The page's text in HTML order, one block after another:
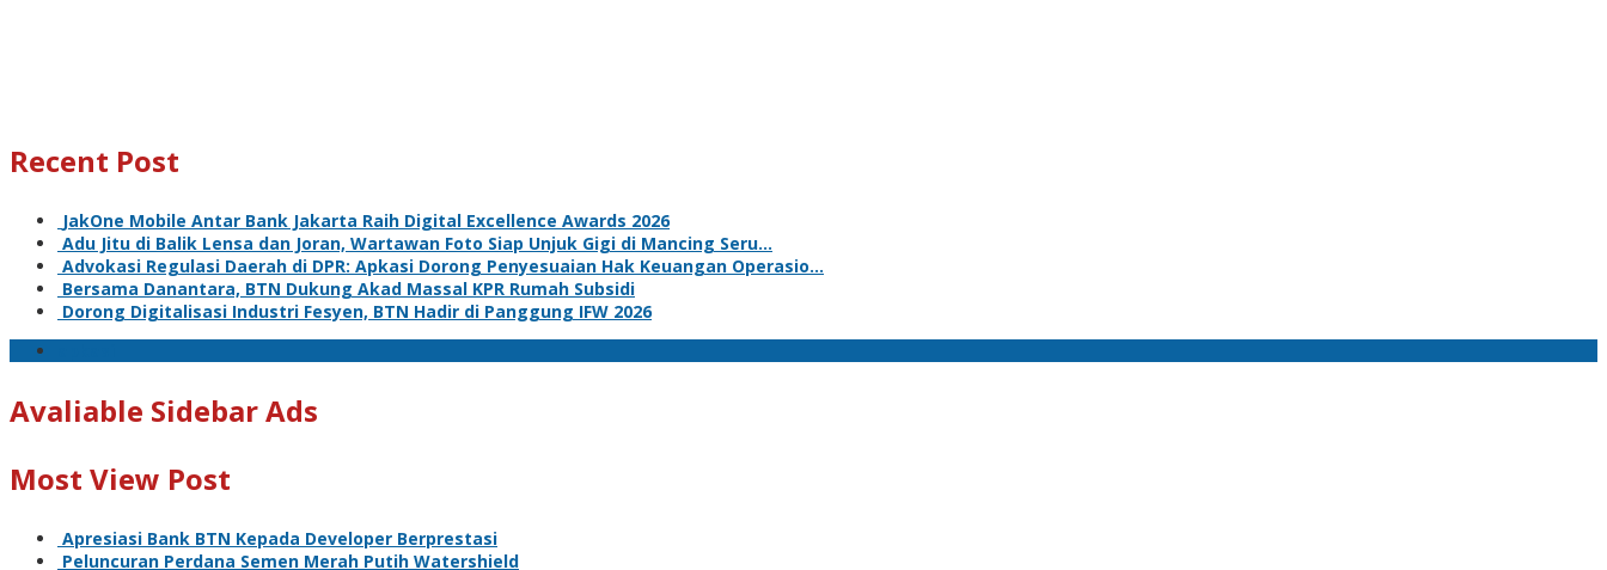
Recent Post
JakOne Mobile Antar Bank Jakarta Raih Digital Excellence Awards 2026
Adu Jitu di Balik Lensa dan Joran, Wartawan Foto Siap Unjuk Gigi di Mancing Seru…
Advokasi Regulasi Daerah di DPR: Apkasi Dorong Penyesuaian Hak Keuangan Operasio…
Bersama Danantara, BTN Dukung Akad Massal KPR Rumah Subsidi
Dorong Digitalisasi Industri Fesyen, BTN Hadir di Panggung IFW 2026
Avaliable Sidebar Ads
Most View Post
Apresiasi Bank BTN Kepada Developer Berprestasi
Peluncuran Perdana Semen Merah Putih Watershield